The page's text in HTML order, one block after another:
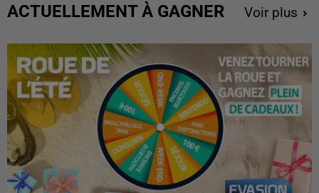
ACTUELLEMENT À GAGNER Voir plus